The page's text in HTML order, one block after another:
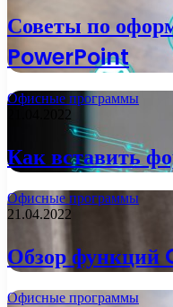
Советы по
PowerPoint
Офисные программы
21.04.2022
Как вставить
Офисные программы
21.04.2022
Обзор функций
Офисные программы